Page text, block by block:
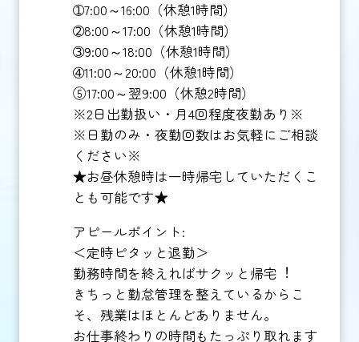
➀7:00～16:00（休憩1時間）
➁8:00～17:00（休憩1時間）
➂9:00～18:00（休憩1時間）
➃11:00～20:00（休憩1時間）
⑤17:00～翌9:00（休憩2時間）
※2日出勤扱い・月4回程度夜勤あり※
※日勤のみ・夜勤回数はお気軽にご相談
ください※
★お昼休憩時は一時帰宅していただくこ
とも可能です★
アピールポイント:
＜定時ピタッと退勤＞
勤務時間を終えればサクッと帰宅︕
きちっと勤怠管理を整えているからこ
そ、残業はほとんどありません。
お仕事終わりの時間もたっぷり取れます